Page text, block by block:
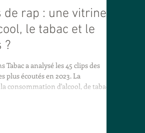
250 biais cognitifs ont déjà été
une infographie très claire proposée
le cancer qu
de rap : une vitrine
le tabac et le
?
Tabac a analysé les 45 clips des
plus écoutés en 2023. La
consommation d'alcool, de tabac et